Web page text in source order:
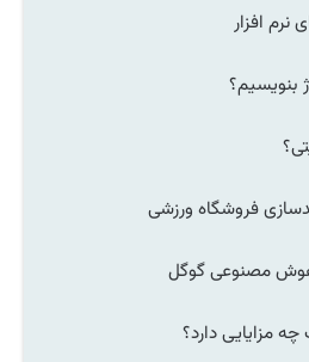
افزار
بنویسیم؟
فروشگاه ورزشی
مصنوعی گوگل